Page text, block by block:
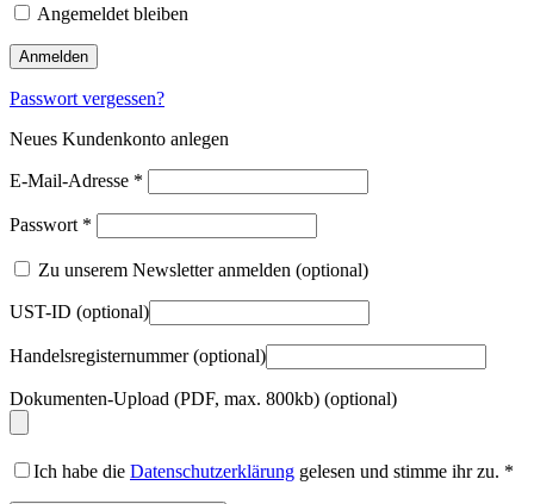
Angemeldet bleiben
Anmelden
Passwort vergessen?
Neues Kundenkonto anlegen
E-Mail-Adresse *
Passwort *
Zu unserem Newsletter anmelden (optional)
UST-ID (optional)
Handelsregisternummer(optional)
Dokumenten-Upload (PDF, max. 800kb) (optional)
Ich habe die Datenschutzerklärung gelesen und stimme ihr zu. *